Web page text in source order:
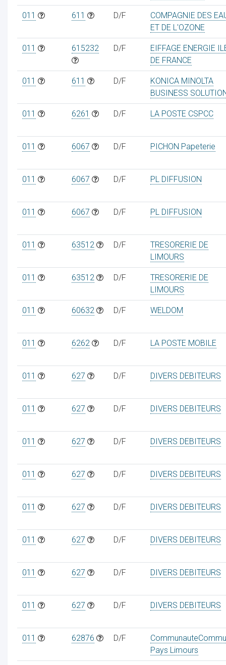
011 611 D/F
COMPAGNIE DES
ET DE L'OZONE
011 615232 D/F
EIFFAGE ENERGIE
DE FRANCE
011 611 D/F
KONICA MINOLTA
BUSINESS
011 6261 D/F LA POSTE CSPCC
011 6067 D/F PICHON Papeterie
011 6067 D/F PL DIFFUSION
011 6067 D/F PL DIFFUSION
011 63512 D/F
TRESORERIE DE
LIMOURS
011 63512 D/F
TRESORERIE DE
LIMOURS
011 60632 D/F WELDOM
011 6262 D/F LA POSTE MOBILE
011 627 D/F DIVERS DEBITEURS
011 627 D/F DIVERS DEBITEURS
011 627 D/F DIVERS DEBITEURS
011 627 D/F DIVERS DEBITEURS
011 627 D/F DIVERS DEBITEURS
011 627 D/F DIVERS DEBITEURS
011 627 D/F DIVERS DEBITEURS
011 627 D/F DIVERS DEBITEURS
011 62876 D/F
Pays Limours